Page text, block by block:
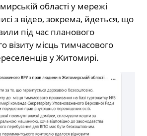
області у мережі
з відео, зокрема, йдеться, що
під час планового
візиту місць тимчасового
у Житомирі.